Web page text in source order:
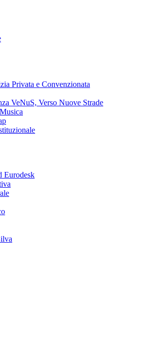
Privata e Convenzionata
VeNuS, Verso Nuove Strade
Eurodesk